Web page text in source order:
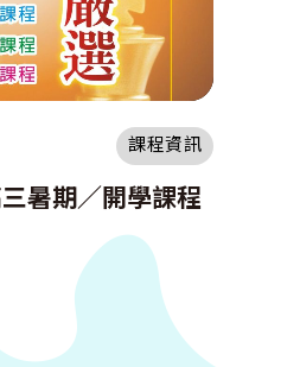
課程資訊
暑期／開學課程